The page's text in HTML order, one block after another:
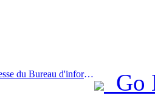
Prev:Conférence de presse du Bureau d'information du Conseil d'État : les recettes des voyages transfrontaliers de mon pays ont augmenté de 42 % au premier semestre de cette année
Go